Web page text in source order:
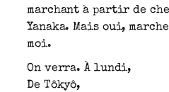
marchant à partir de
Yanaka. Mais oui,
moi.
On verra. À lundi,
De Tôkyô,